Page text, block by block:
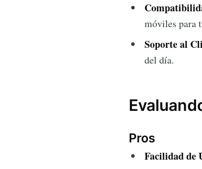
móviles para
Soporte al
del día.
Pros
Facilidad de